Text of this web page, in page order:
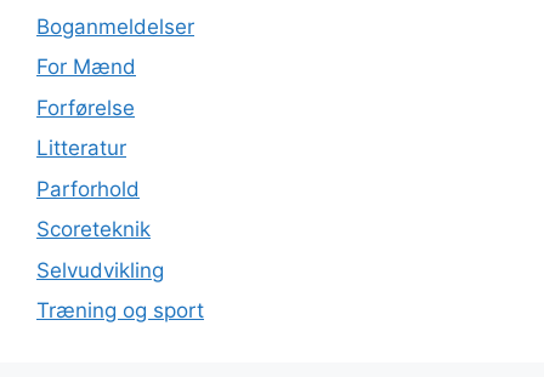
Boganmeldelser
For Mænd
Forførelse
Litteratur
Parforhold
Scoreteknik
Selvudvikling
Træning og sport